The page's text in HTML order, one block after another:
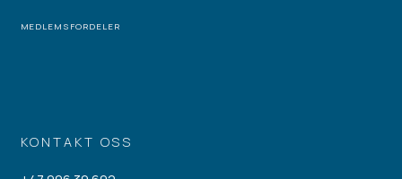
KONTAKT OSS
MEDLEMSFORDELER